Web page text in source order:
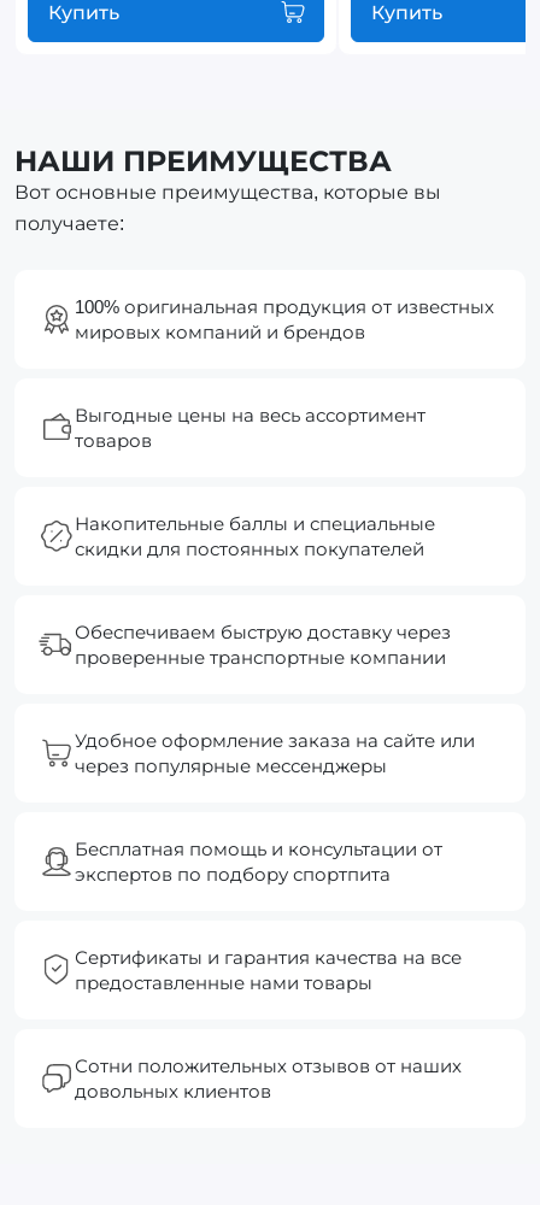
Купить Купить
НАШИ ПРЕИМУЩЕСТВА
Вот основные преимущества, которые вы
получаете:
100% оригинальная продукция от известных
мировых компаний и брендов
Выгодные цены на весь ассортимент
товаров
Накопительные баллы и специальные
скидки для постоянных покупателей
Обеспечиваем быструю доставку через
проверенные транспортные компании
Удобное оформление заказа на сайте или
через популярные мессенджеры
Бесплатная помощь и консультации от
экспертов по подбору спортпита
Сертификаты и гарантия качества на все
предоставленные нами товары
Сотни положительных отзывов от наших
довольных клиентов